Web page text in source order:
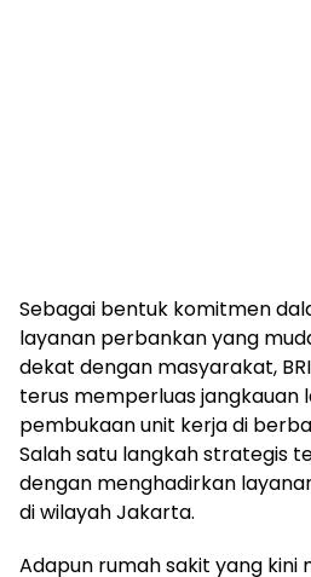
Sebagai bentuk komitmen
layanan perbankan yang
dekat dengan masyarakat,
terus memperluas jangkauan
pembukaan unit kerja di
Salah satu langkah strategis
dengan menghadirkan
di wilayah Jakarta.
Adapun rumah sakit yang kini